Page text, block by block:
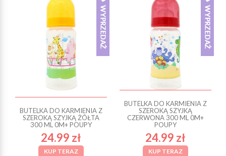
BUTELKA DO KARMIENIA Z
SZEROKĄ SZYJKĄ ŻÓŁTA
300 ML 0M+ POUPY
24.99 zł
KUP TERAZ
BUTELKA DO KARMIENIA Z
SZEROKĄ SZYJKĄ
CZERWONA 300 ML 0M+
POUPY
24.99 zł
KUP TERAZ